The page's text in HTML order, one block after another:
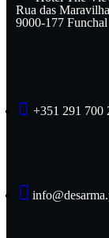
Rua das
9000-177 Funchal
+351 291 700